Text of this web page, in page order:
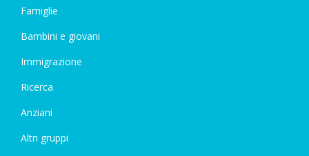
Famiglie
Bambini e giovani
Immigrazione
Ricerca
Anziani
Altri gruppi